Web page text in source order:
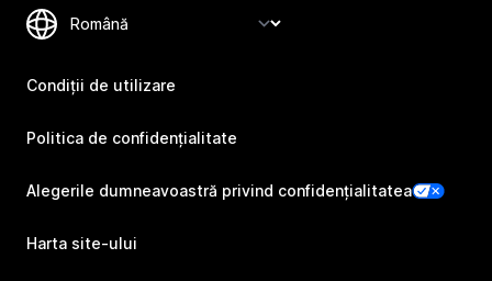
Condiții de utilizare
Politica de confidențialitate
Alegerile dumneavoastră privind confidențialitatea
Harta site-ului